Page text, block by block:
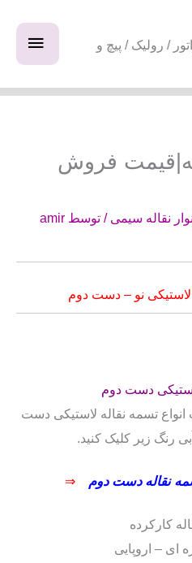
/ رولیک / پیچ و
فروش
نقاله سیمی / توسط amir
نو – دست دوم
دست دوم
تسمه نقاله لاستیکی دست
رنگ زیر کلیک کنید.
نقاله دست دوم ⇒
کارکرده
ای – اروپایی